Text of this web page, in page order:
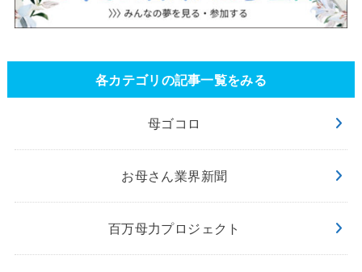
各カテゴリの記事一覧をみる
母ゴコロ
お母さん業界新聞
百万母力プロジェクト